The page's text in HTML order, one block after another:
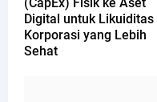
Digital untuk Likuiditas
Korporasi yang Lebih
Sehat